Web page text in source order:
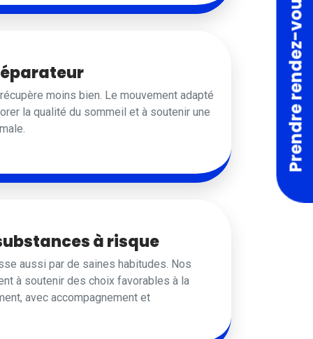
Prendre rendez-vous
moins bien. Le mouvement adapté
la qualité du sommeil et à soutenir une
à risque
aussi par de saines habitudes. Nos
à soutenir des choix favorables à la
avec accompagnement et